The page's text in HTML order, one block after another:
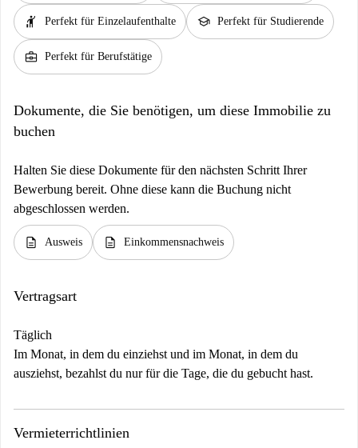
hail Perfekt für Einzelaufenthalte school Perfekt für Studierende
business_center Perfekt für Berufstätige
Dokumente, die Sie benötigen, um diese Immobilie zu
buchen
Halten Sie diese Dokumente für den nächsten Schritt Ihrer
Bewerbung bereit. Ohne diese kann die Buchung nicht
abgeschlossen werden.
description Ausweis description Einkommensnachweis
Vertragsart
Täglich
Im Monat, in dem du einziehst und im Monat, in dem du
ausziehst, bezahlst du nur für die Tage, die du gebucht hast.
Vermieterrichtlinien